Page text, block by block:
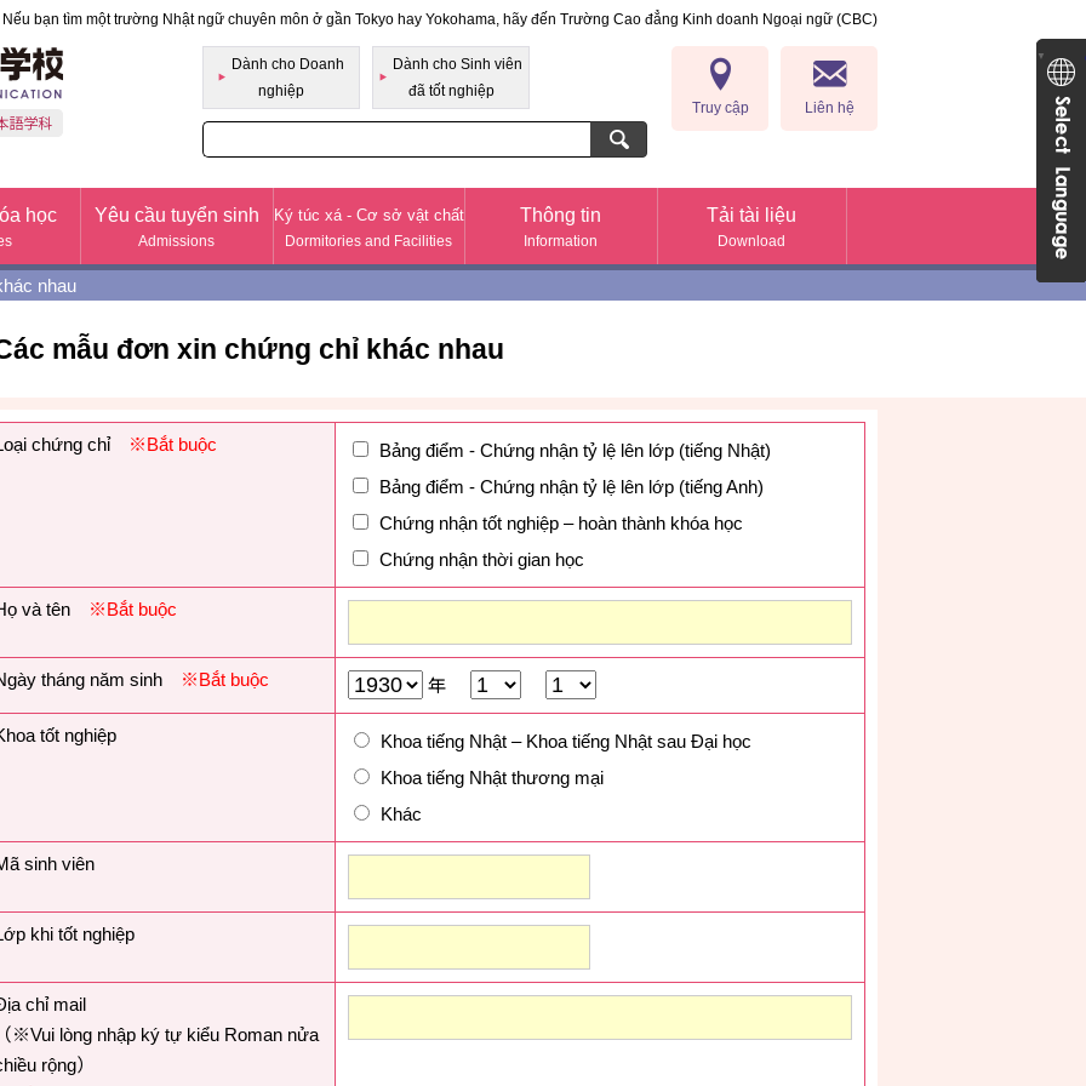
Nếu bạn tìm một trường Nhật ngữ chuyên môn ở gần Tokyo hay Yokohama, hãy đến Trường Cao đẳng Kinh doanh Ngoại ngữ (CBC)
Học viện pháp nhân Fukabori Cao đẳng Kinh doanh Ngoại ngữ (CBC)
Dành cho Doanh
nghiệp
Dành cho Sinh viên
đã tốt nghiệp
Truy cập
Liên hệ
học Yêu cầu tuyển sinh
Admissions
Ký túc xá - Cơ sở vật chất
Dormitories and Facilities
Thông tin
Information
Tải tài liệu
Download
nhau
mẫu đơn xin chứng chỉ khác nhau
chứng chỉ ※Bắt buộc
Bảng điểm - Chứng nhận tỷ lệ lên lớp (tiếng Nhật)
Bảng điểm - Chứng nhận tỷ lệ lên lớp (tiếng Anh)
Chứng nhận tốt nghiệp – hoàn thành khóa học
Chứng nhận thời gian học
và tên ※Bắt buộc
tháng năm sinh ※Bắt buộc 年
tốt nghiệp
Khoa tiếng Nhật – Khoa tiếng Nhật sau Đại học
Khoa tiếng Nhật thương mại
Khác
sinh viên
khi tốt nghiệp
chỉ mail
（※Vui lòng nhập ký tự kiểu Roman nửa
rộng）
▼